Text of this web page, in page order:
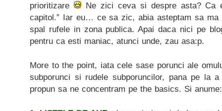
prioritizare
Ne zici ceva si despre asta? Ca
capitol.” Iar eu… ce sa zic, abia asteptam sa ma
spal rufele in zona publica. Apai daca nici pe
pentru ca esti maniac, atunci unde, zau asa:p.
More to the point, iata cele sase porunci ale
subporunci si rudele subporuncilor, pana pe la
propun sa ne concentram pe the basics. Si anume: